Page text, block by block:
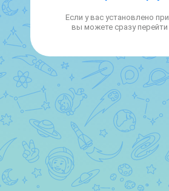
Если у вас установлено
вы можете сразу перейти